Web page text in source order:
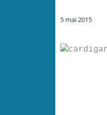
5 mai 2015